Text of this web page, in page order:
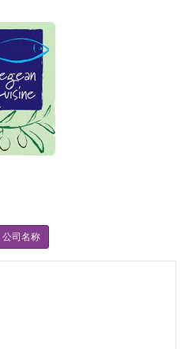
公司名称